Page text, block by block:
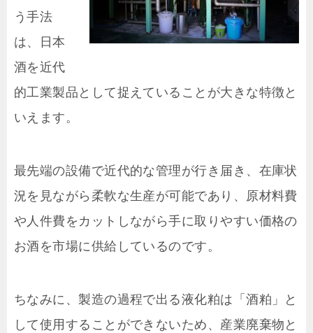
う手法
は、日本
酒を近代
的工業製品として捉えていることが大きな特徴と
いえます。
最先端の設備で近代的な管理が行き届き、在庫状
況を見ながら柔軟な生産が可能であり、原材料費
や人件費をカットしながら手に取りやすい価格の
お酒を市場に供給しているのです。
ちなみに、製造の過程で出る液化粕は「酒粕」と
して使用することができないため、産業廃棄物と